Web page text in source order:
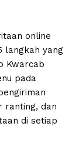
online
langkah yang
Kwarcab
pada
ranting, dan
di setiap